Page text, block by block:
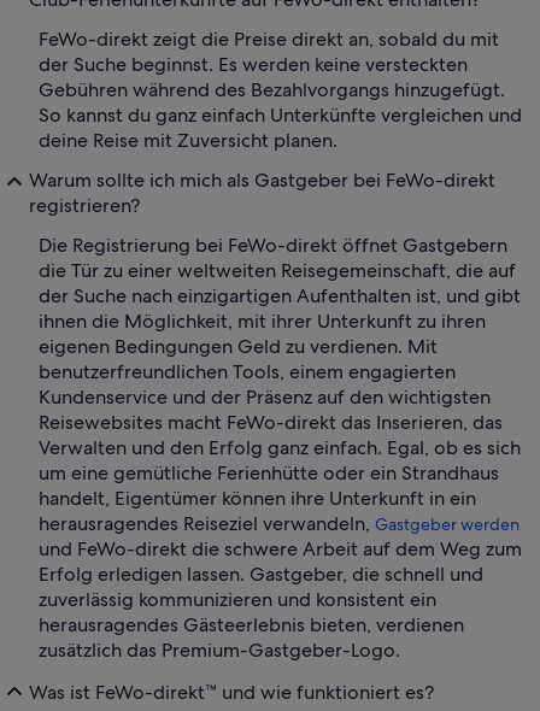
FeWo-direkt zeigt die Preise direkt an, sobald du mit
der Suche beginnst. Es werden keine versteckten
Gebühren während des Bezahlvorgangs hinzugefügt.
So kannst du ganz einfach Unterkünfte vergleichen und
deine Reise mit Zuversicht planen.
Warum sollte ich mich als Gastgeber bei FeWo-direkt
registrieren?
Die Registrierung bei FeWo-direkt öffnet Gastgebern
die Tür zu einer weltweiten Reisegemeinschaft, die auf
der Suche nach einzigartigen Aufenthalten ist, und gibt
ihnen die Möglichkeit, mit ihrer Unterkunft zu ihren
eigenen Bedingungen Geld zu verdienen. Mit
benutzerfreundlichen Tools, einem engagierten
Kundenservice und der Präsenz auf den wichtigsten
Reisewebsites macht FeWo-direkt das Inserieren, das
Verwalten und den Erfolg ganz einfach. Egal, ob es sich
um eine gemütliche Ferienhütte oder ein Strandhaus
handelt, Eigentümer können ihre Unterkunft in ein
herausragendes Reiseziel verwandeln, Gastgeber werden
und FeWo-direkt die schwere Arbeit auf dem Weg zum
Erfolg erledigen lassen. Gastgeber, die schnell und
zuverlässig kommunizieren und konsistent ein
herausragendes Gästeerlebnis bieten, verdienen
zusätzlich das Premium-Gastgeber-Logo.
Was ist FeWo-direkt™ und wie funktioniert es?